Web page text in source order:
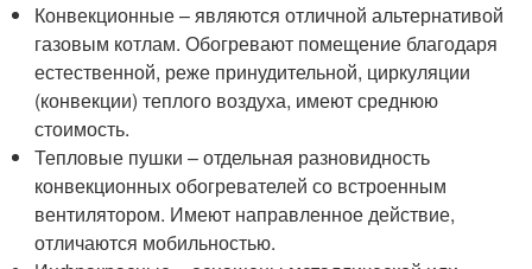
Конвекционные – являются отличной альтернативой
газовым котлам. Обогревают помещение благодаря
естественной, реже принудительной, циркуляции
(конвекции) теплого воздуха, имеют среднюю
стоимость.
Тепловые пушки – отдельная разновидность
конвекционных обогревателей со встроенным
вентилятором. Имеют направленное действие,
отличаются мобильностью.